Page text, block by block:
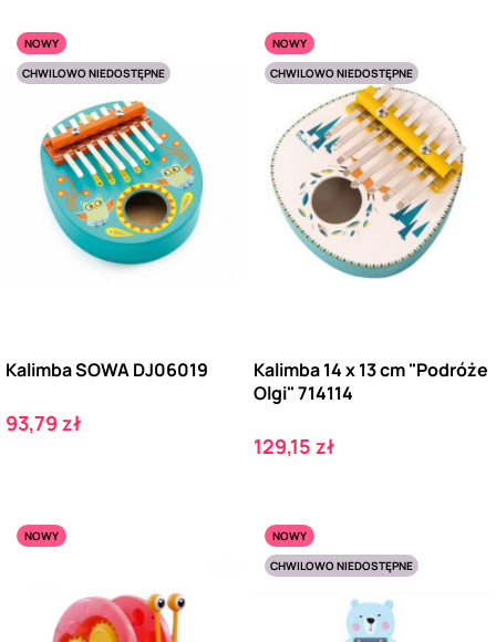
NOWY
CHWILOWO NIEDOSTĘPNE
Kalimba SOWA DJ06019
Cena
93,79 zł
NOWY
CHWILOWO NIEDOSTĘPNE
Kalimba 14 x 13 cm "Podróże
Olgi" 714114
Cena
129,15 zł
NOWY
NOWY
CHWILOWO NIEDOSTĘPNE